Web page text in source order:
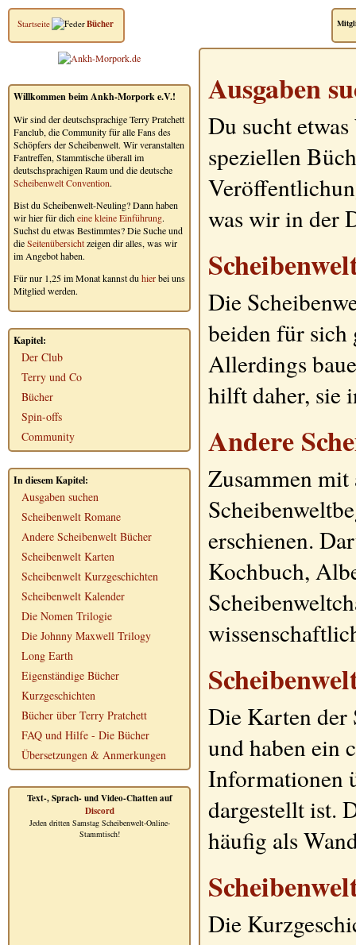
Startseite Bücher
Willkommen beim Ankh-Morpork e.V.!
Wir sind der deutschsprachige Terry Pratchett
Fanclub, die Community für alle Fans des
Schöpfers der Scheibenwelt. Wir veranstalten
Fantreffen, Stammtische überall im
deutschsprachigen Raum und die deutsche
Scheibenwelt Convention.
Bist du Scheibenwelt-Neuling? Dann haben
wir hier für dicheine kleine Einführung.
Suchst du etwas Bestimmtes? Die Suche und
dieSeitenübersichtzeigen dir alles, was wir
im Angebot haben.
Für nur 1,25 im Monat kannst du hierbei uns
Mitglied werden.
Kapitel:
Der Club
Terry und Co
Bücher
Spin-offs
Community
In diesem Kapitel:
Ausgaben suchen
Scheibenwelt Romane
Andere Scheibenwelt Bücher
Scheibenwelt Karten
Scheibenwelt Kurzgeschichten
Scheibenwelt Kalender
Die Nomen Trilogie
Die Johnny Maxwell Trilogy
Long Earth
Eigenständige Bücher
Kurzgeschichten
Bücher über Terry Pratchett
FAQ und Hilfe - Die Bücher
Übersetzungen & Anmerkungen
Text-, Sprach- und Video-Chatten auf
Discord
Jeden dritten Samstag Scheibenwelt-Online-
Stammtisch!
Ausgaben
Du sucht
speziellen
was wir in der
Die
beiden für sich
Allerdings
hilft daher, sie
Andere
Zusammen
erschienen.
Kochbuch,
Die Karten der
und haben ein
Informationen
dargestellt ist.
häufig als
Die